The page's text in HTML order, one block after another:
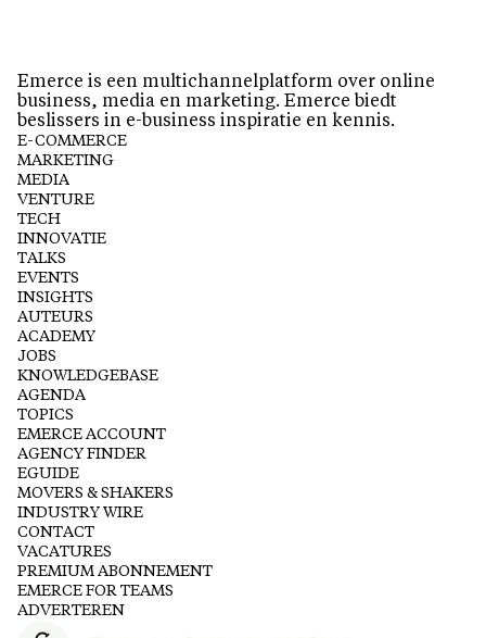
Emerce is een multichannelplatform over online
business, media en marketing. Emerce biedt
beslissers in e-business inspiratie en kennis.
E-COMMERCE
MARKETING
MEDIA
VENTURE
TECH
INNOVATIE
TALKS
EVENTS
INSIGHTS
AUTEURS
ACADEMY
JOBS
KNOWLEDGEBASE
AGENDA
TOPICS
EMERCE ACCOUNT
AGENCY FINDER
EGUIDE
MOVERS & SHAKERS
INDUSTRY WIRE
CONTACT
VACATURES
PREMIUM ABONNEMENT
EMERCE FOR TEAMS
ADVERTEREN